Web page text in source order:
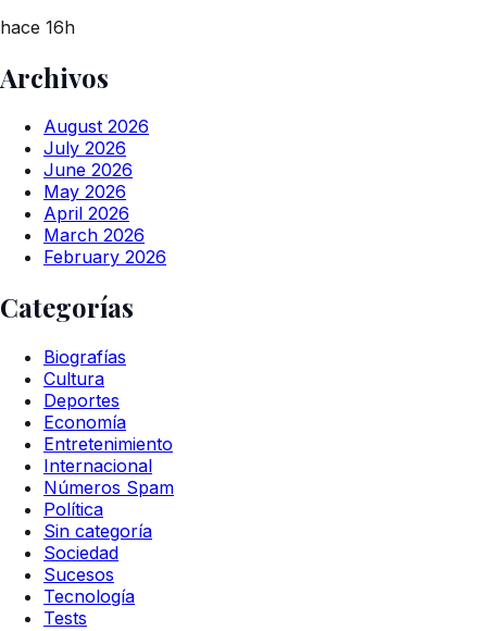
hace 16h
Archivos
August 2026
July 2026
June 2026
May 2026
April 2026
March 2026
February 2026
Categorías
Biografías
Cultura
Deportes
Economía
Entretenimiento
Internacional
Números Spam
Política
Sin categoría
Sociedad
Sucesos
Tecnología
Tests